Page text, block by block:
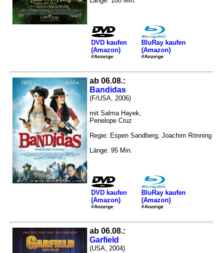
DVD kaufen
(Amazon)
#Anzeige
BluRay kaufen
(Amazon)
#Anzeige
ab 06.08.:
Bandidas
(F/USA, 2006)
mit Salma Hayek,
Penelope Cruz
Regie: Espen Sandberg, Joachim Rönning
Länge: 95 Min.
DVD kaufen
(Amazon)
#Anzeige
BluRay kaufen
(Amazon)
#Anzeige
ab 06.08.:
Garfield
(USA, 2004)